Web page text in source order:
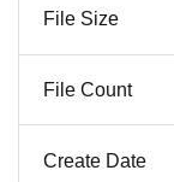
File Size
File Count
Create Date